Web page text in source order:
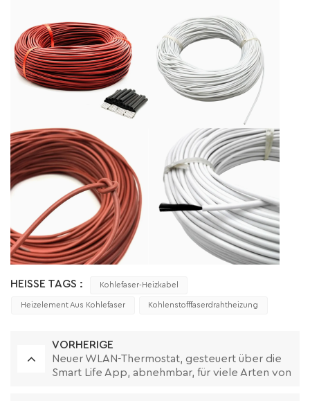
HEISSE TAGS : Kohlefaser-Heizkabel
Heizelement Aus Kohlefaser Kohlenstofffaserdrahtheizung
VORHERIGE
Neuer WLAN-Thermostat, gesteuert über die
Smart Life App, abnehmbar, für viele Arten von